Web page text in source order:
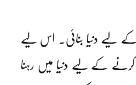
لیے دنیا بنائی۔ اس لیے
کے لیے دنیا میں رہنا